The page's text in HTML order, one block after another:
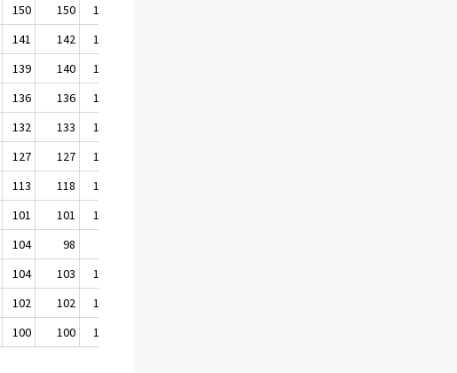
150 150 150
141 142 142
139 140 140
136 136 136
132 133 133
127 127 128
113 118 118
101 101 101
104 98
104 103 102
102 102 102
100 100 100